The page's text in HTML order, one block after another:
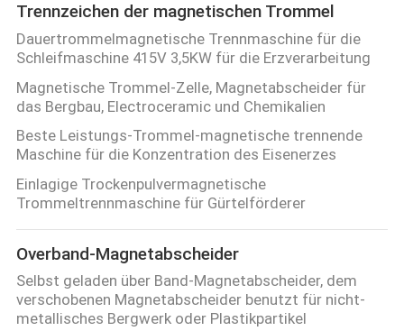
Trennzeichen der magnetischen Trommel
Dauertrommelmagnetische Trennmaschine für die
Schleifmaschine 415V 3,5KW für die Erzverarbeitung
Magnetische Trommel-Zelle, Magnetabscheider für
das Bergbau, Electroceramic und Chemikalien
Beste Leistungs-Trommel-magnetische trennende
Maschine für die Konzentration des Eisenerzes
Einlagige Trockenpulvermagnetische
Trommeltrennmaschine für Gürtelförderer
Overband-Magnetabscheider
Selbst geladen über Band-Magnetabscheider, dem
verschobenen Magnetabscheider benutzt für nicht-
metallisches Bergwerk oder Plastikpartikel